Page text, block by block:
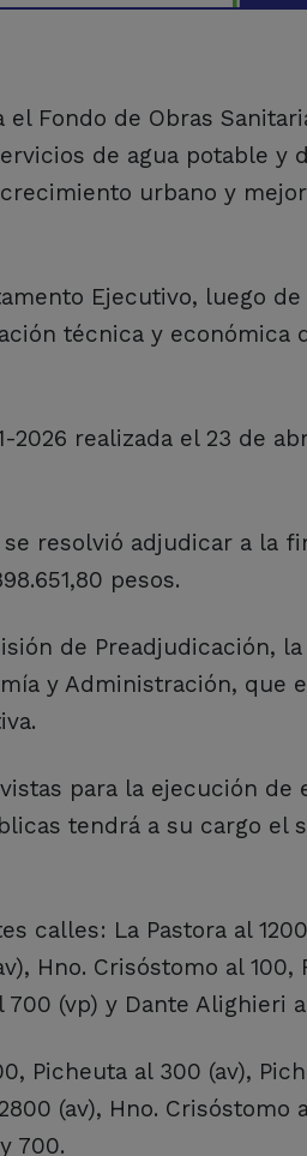
Fondo de Obras
de agua potable y
urbano y
Ejecutivo, luego
técnica y económica
realizada el 23 de
resolvió adjudicar a la
pesos.
de Preadjudicación,
y Administración, que
para la ejecución de
tendrá a su cargo el
calles: La Pastora al
Hno. Crisóstomo al 100,
700 (vp) y Dante Alighieri
Picheuta al 300 (av),
(av), Hno. Crisóstomo
700.